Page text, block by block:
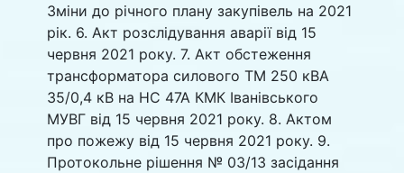
Зміни до річного плану закупівель на 2021
рік. 6. Акт розслідування аварії від 15
червня 2021 року. 7. Акт обстеження
трансформатора силового ТМ 250 кВА
35/0,4 кВ на НС 47А КМК Іванівського
МУВГ від 15 червня 2021 року. 8. Актом
про пожежу від 15 червня 2021 року. 9.
Протокольне рішення № 03/13 засідання